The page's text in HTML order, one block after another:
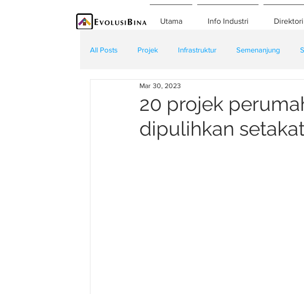
Utama Info Industri
All Posts Projek Infrastruktur Semenanjung
Teknologi Kontraktor
20 projek
dipulihkan
Mar 30, 2023